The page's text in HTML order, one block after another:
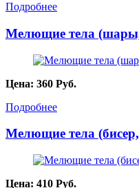
Подробнее
Мелющие тела
Цена: 360 Руб.
Подробнее
Мелющие тела
Цена: 410 Руб.